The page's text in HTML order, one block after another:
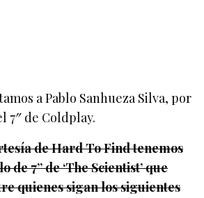
a Pablo Sanhueza Silva, por
7″ de Coldplay.
de Hard To Find tenemos
7’’ de ‘The Scientist’ que
quienes sigan los siguientes